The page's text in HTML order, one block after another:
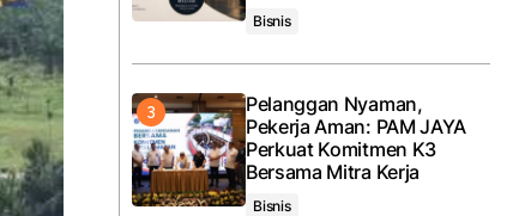
Bisnis
Pelanggan Nyaman,
Pekerja Aman: PAM JAYA
Perkuat Komitmen K3
Bersama Mitra Kerja
Bisnis